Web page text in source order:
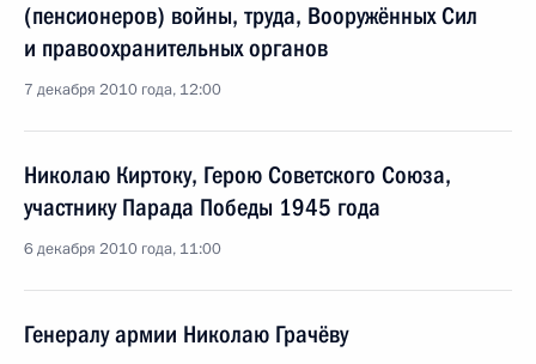
(пенсионеров) войны, труда, Вооружённых Сил
и правоохранительных органов
7 декабря 2010 года, 12:00
Николаю Киртоку, Герою Советского Союза,
участнику Парада Победы 1945 года
6 декабря 2010 года, 11:00
Генералу армии Николаю Грачёву